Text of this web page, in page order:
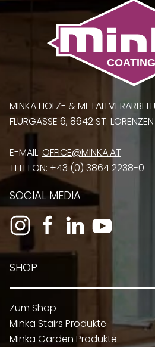
MINKA HOLZ- &
FLURGASSE 6, 8642 ST.
E-MAIL: OFFICE@MINKA.AT
TELEFON: +43 (0) 3864 2238-0
SOCIAL MEDIA
SHOP
Zum Shop
Minka Stairs Produkte
Minka Garden Produkte